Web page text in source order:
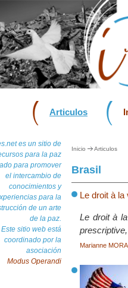
Articulos
es un sitio de
para la paz
para promover
el intercambio de
conocimientos y
para la
de un arte
de la paz.
Este sitio web está
coordinado por la
asociación
Modus Operandi
Inicio Articulos
Brasil
Le droit à
Le droit à
Marianne